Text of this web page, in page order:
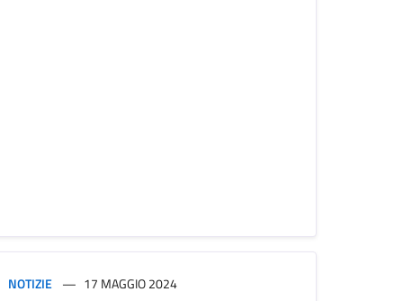
NOTIZIE 17 MAGGIO 2024